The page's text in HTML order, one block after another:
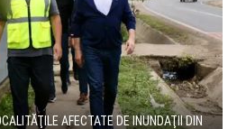
AFECTATE DE INUNDAŢII DIN